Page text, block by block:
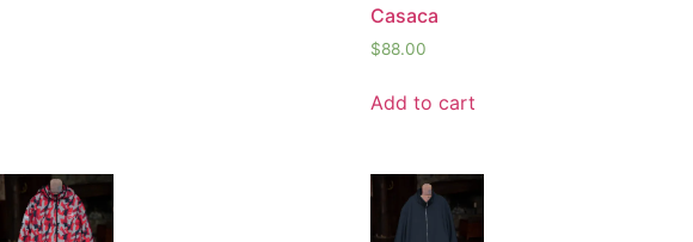
Casaca
$88.00
Add to cart